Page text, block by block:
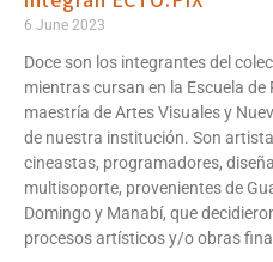
6 June 2023
Doce son los integrantes del
mientras cursan en la Escuela de
maestría de Artes Visuales y
de nuestra institución. Son
cineastas, programadores,
multisoporte, provenientes de
Domingo y Manabí, que
procesos artísticos y/o obras